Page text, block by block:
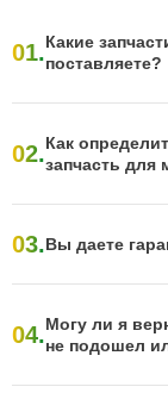
01.Какие
поставляете?
02.Как
запчасть для
03.Вы даете
04.Могу ли я
не подошел